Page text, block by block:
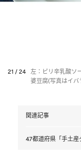
21 / 24
左：ピリ辛乳酸ソ
婆豆腐(写真はイバ
関連記事
47都道府県「手土産